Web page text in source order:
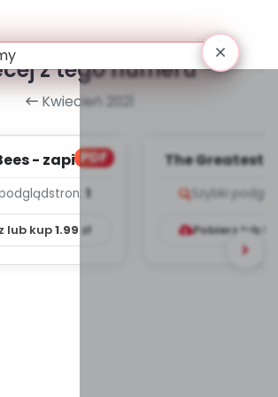
z tego numeru
Kwiecień 2021
PDF
- zapis
stron: 1
lub kup1.99 zł
The Greatest
Szybki
Pobierz lub